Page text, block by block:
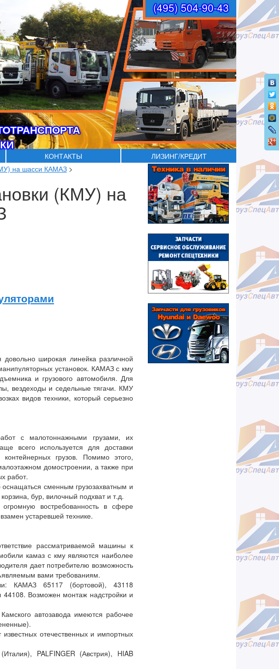
(495) 504-90-43
КОНТАКТЫ ЛИЗИНГ/КРЕДИТ
на шасси КАМАЗ >
(КМУ) на
довольно широкая линейка различной
установок. КАМАЗ с кму
и грузового автомобиля. Для
вездеходы и седельные тягачи. КМУ
видов техники, который серьезно
с малотоннажными грузами, их
всего используется для доставки
грузов. Помимо этого,
домостроении, а также при
работ.
сменным грузозахватным и
бур, вилочный подхват и т.д.
востребованность в сфере
устаревшей технике.
рассматриваемой машины к
камаз с кму являются наиболее
дает потребителю возможность
вами требованиям.
КАМАЗ 65117 (бортовой), 43118
44108. Возможен монтаж надстройки и
автозавода имеются рабочее
отечественных и импортных
PALFINGER (Австрия), HIAB